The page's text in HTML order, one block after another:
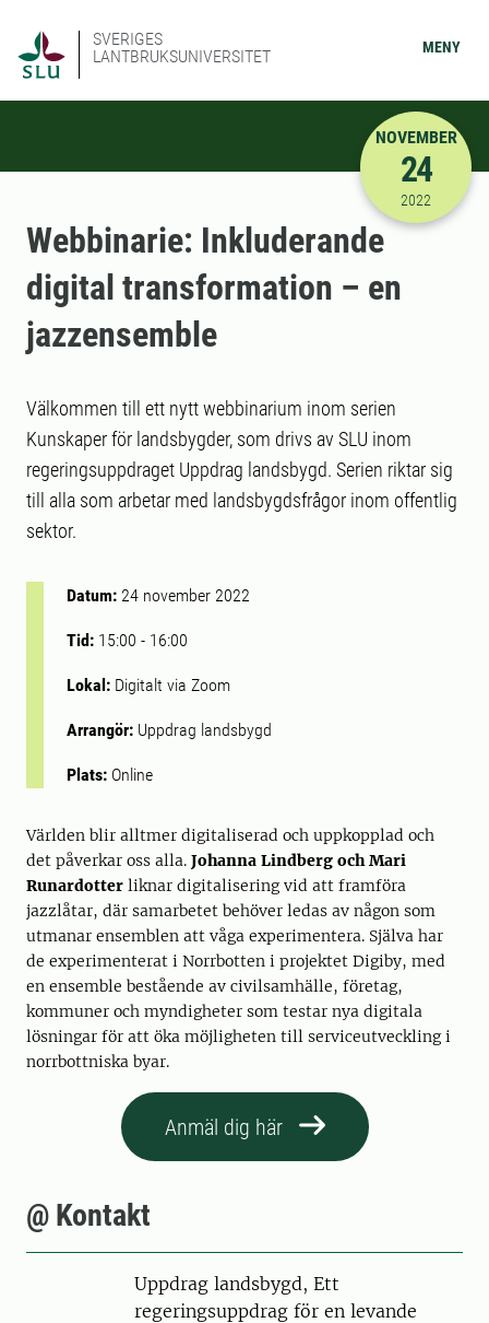
SVERIGES
LANTBRUKSUNIVERSITET
MENY
2022-11-
NOVEMBER
24
2022
Webbinarie: Inkluderande
digital transformation – en
jazzensemble
Välkommen till ett nytt webbinarium inom serien
Kunskaper för landsbygder, som drivs av SLU inom
regeringsuppdraget Uppdrag landsbygd. Serien riktar sig
till alla som arbetar med landsbygdsfrågor inom offentlig
sektor.
Datum: 24 november 2022
Tid: 15:00 - 16:00
Lokal: Digitalt via Zoom
Arrangör: Uppdrag landsbygd
Plats: Online
Världen blir alltmer digitaliserad och uppkopplad och
det påverkar oss alla. Johanna Lindberg och Mari
Runardotter liknar digitalisering vid att framföra
jazzlåtar, där samarbetet behöver ledas av någon som
utmanar ensemblen att våga experimentera. Själva har
de experimenterat i Norrbotten i projektet Digiby, med
en ensemble bestående av civilsamhälle, företag,
kommuner och myndigheter som testar nya digitala
lösningar för att öka möjligheten till serviceutveckling i
norrbottniska byar.
Anmäl dig här
@ Kontakt
Uppdrag landsbygd, Ett
regeringsuppdrag för en levande